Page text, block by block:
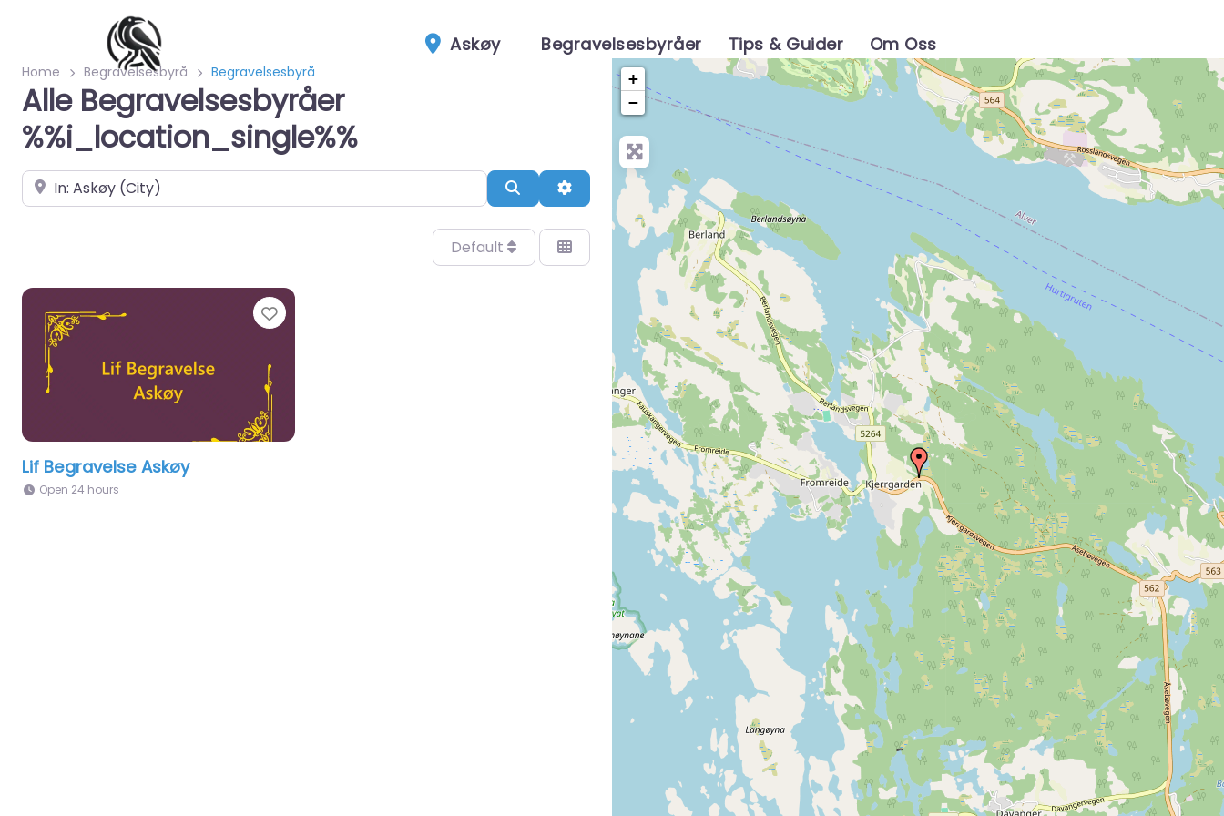
Askøy Begravelsesbyråer Tips & Guider Om Oss
Home Begravelsesbyrå Begravelsesbyrå
Alle Begravelsesbyråer
%%i_location_single%%
Velg by/sted SearchAdvanced Filters
Default
Favorite
Lif Begravelse Askøy
Open 24 hours
+
−